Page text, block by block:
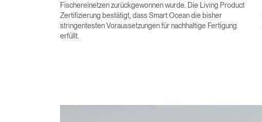
Fischereinetzen zurückgewonnen wurde. Die Living Product
Zertifizierung bestätigt, dass Smart Ocean die bisher
stringentesten Voraussetzungen für nachhaltige Fertigung
erfüllt.